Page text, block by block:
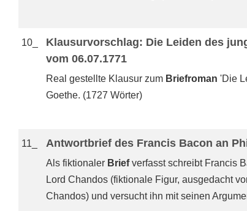
10_
Klausurvorschlag: Die Leiden des
vom 06.07.1771
Real gestellte Klausur zum Briefroman 'Die
Goethe. (1727 Wörter)
11_ Antwortbrief des Francis Bacon an
Als fiktionaler Briefverfasst schreibt Francis
Lord Chandos (fiktionale Figur, ausgedacht
Chandos) und versucht ihn mit seinen